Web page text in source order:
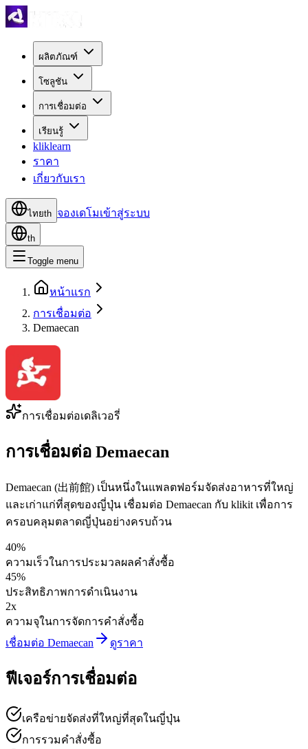
ผลิตภัณฑ์
โซลูชัน
การเชื่อมต่อ
เรียนรู้
kliklearn
ราคา
เกี่ยวกับเรา
ไทยth จองเดโมเข้าสู่ระบบ
th
Toggle menu
หน้าแรก
การเชื่อมต่อ
Demaecan
การเชื่อมต่อเดลิเวอรี่
การเชื่อมต่อ Demaecan
Demaecan (出前館) เป็นหนึ่งในแพลตฟอร์มจัดส่งอาหารที่ใหญ่
และเก่าแก่ที่สุดของญี่ปุ่น เชื่อมต่อ Demaecan กับ klikit เพื่อการ
ครอบคลุมตลาดญี่ปุ่นอย่างครบถ้วน
40%
ความเร็วในการประมวลผลคำสั่งซื้อ
45%
ประสิทธิภาพการดำเนินงาน
2x
ความจุในการจัดการคำสั่งซื้อ
เชื่อมต่อ Demaecan
ดูราคา
ฟีเจอร์การเชื่อมต่อ
เครือข่ายจัดส่งที่ใหญ่ที่สุดในญี่ปุ่น
การรวมคำสั่งซื้อ